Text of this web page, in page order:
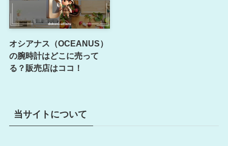
オシアナス（OCEANUS）
の腕時計はどこに売って
る？販売店はココ！
当サイトについて